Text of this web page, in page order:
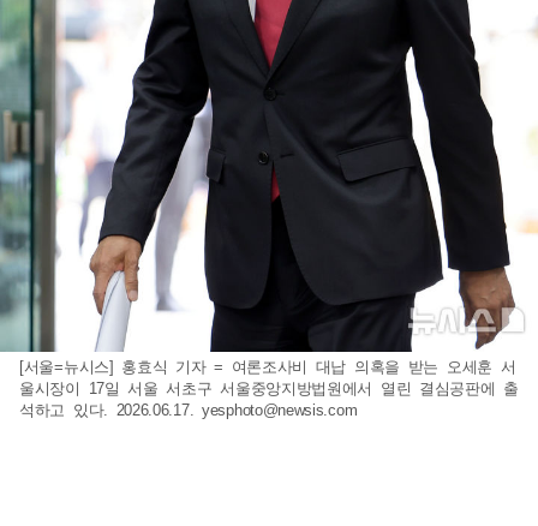
[서울=뉴시스] 홍효식 기자 = 여론조사비 대납 의혹을 받는 오세훈 서
울시장이 17일 서울 서초구 서울중앙지방법원에서 열린 결심공판에 출
석하고 있다. 2026.06.17. yesphoto@newsis.com